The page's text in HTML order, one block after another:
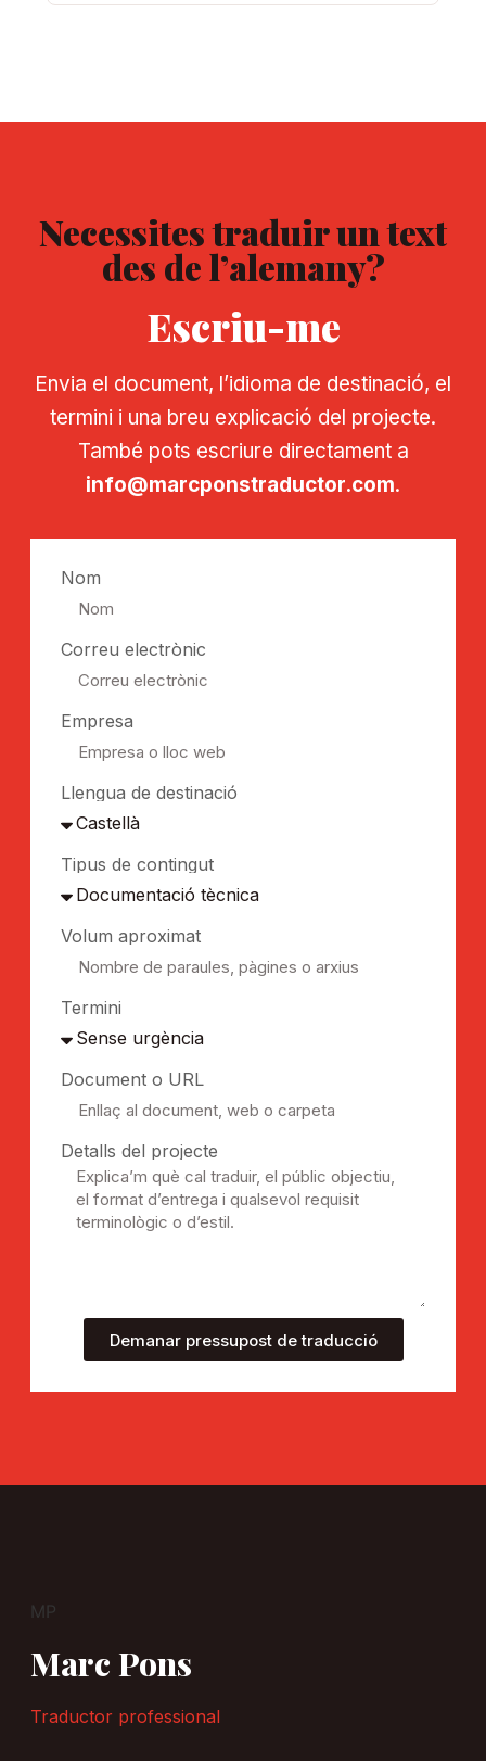
Necessites traduir un text
des de l’alemany?
Escriu-me
Envia el document, l’idioma de destinació, el
termini i una breu explicació del projecte.
També pots escriure directament a
info@marcponstraductor.com.
Nom
Correu electrònic
Empresa
Llengua de destinació
Tipus de contingut
Volum aproximat
Termini
Document o URL
Detalls del projecte
Demanar pressupost de traducció
MP
Marc Pons
Traductor professional